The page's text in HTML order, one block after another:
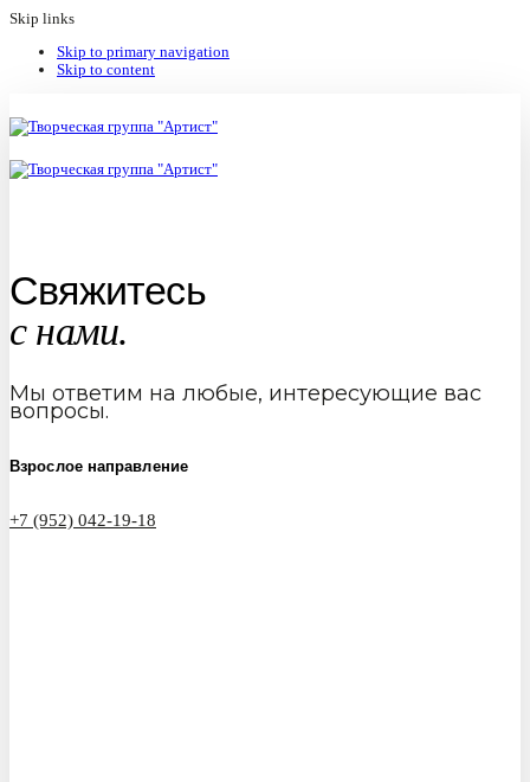
Skip links
Skip to primary navigation
Skip to content
Свяжитесь
с нами.
Мы ответим на любые, интересующие вас
вопросы.
Взрослое направление
+7 (952) 042-19-18